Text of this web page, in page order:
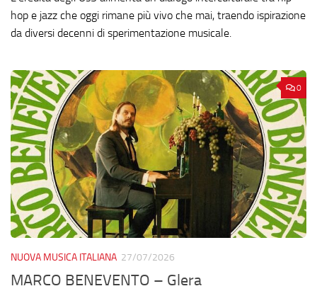
hop e jazz che oggi rimane più vivo che mai, traendo ispirazione
da diversi decenni di sperimentazione musicale.
0
NUOVA MUSICA ITALIANA 27/07/2026
MARCO BENEVENTO – Glera